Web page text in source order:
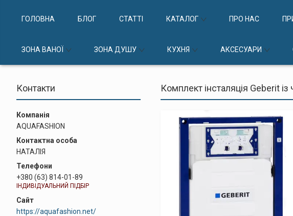
ГОЛОВНА БЛОГ СТАТТІ КАТАЛОГ ПРО НАС
ЗОНА ВАНОЇ ЗОНА ДУШУ КУХНЯ АКСЕСУАРИ
Контакти
AQUAFASHION
НАТАЛІЯ
+380 (63) 814-01-89
ІНДИВІДУАЛЬНИЙ ПІДБІР
https://aquafashion.net/
Комплект інсталяція Geberit